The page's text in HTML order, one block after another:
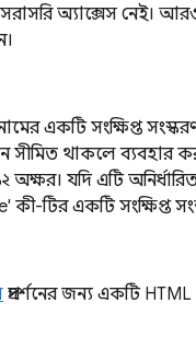
অ্যাক্সেস নেই।
একটি সংক্ষিপ্ত সংস্করণ
সীমিত থাকলে ব্যবহার
অক্ষর। যদি এটি
কী-টির একটি সংক্ষিপ্ত
প্রদর্শনের জন্য একটি